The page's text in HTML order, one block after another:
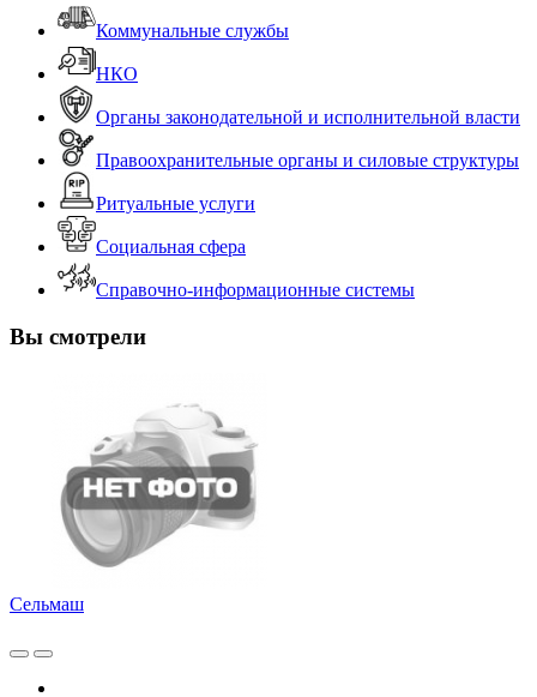
Коммунальные службы
НКО
Органы законодательной и исполнительной власти
Правоохранительные органы и силовые структуры
Ритуальные услуги
Социальная сфера
Справочно-информационные системы
Вы смотрели
Сельмаш